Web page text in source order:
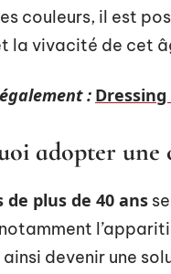
couleurs, il est
la vivacité de cet
:
adopter une
de plus de 40 ans
devenir une